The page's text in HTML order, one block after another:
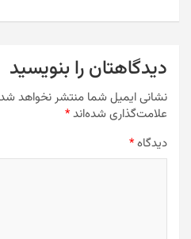
دیدگاهتان را بنویسید
نشانی ایمیل شما منتشر نخواهد
علامت‌گذاری شده‌اند*
دیدگاه*